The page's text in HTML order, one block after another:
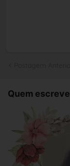
Quem escreve